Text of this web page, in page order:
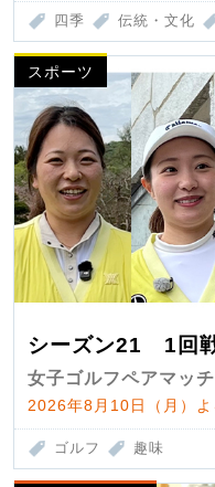
四季 伝統・文化
スポーツ
シーズン21 1回
女子ゴルフペアマッ
2026年8月10日（月）
ゴルフ 趣味